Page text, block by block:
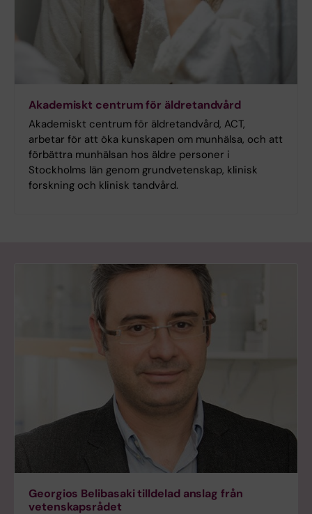
Akademiskt centrum för äldretandvård
Akademiskt centrum för äldretandvård, ACT,
arbetar för att öka kunskapen om munhälsa, och att
förbättra munhälsan hos äldre personer i
Stockholms län genom grundvetenskap, klinisk
forskning och klinisk tandvård.
Georgios Belibasaki tilldelad anslag från
vetenskapsrådet